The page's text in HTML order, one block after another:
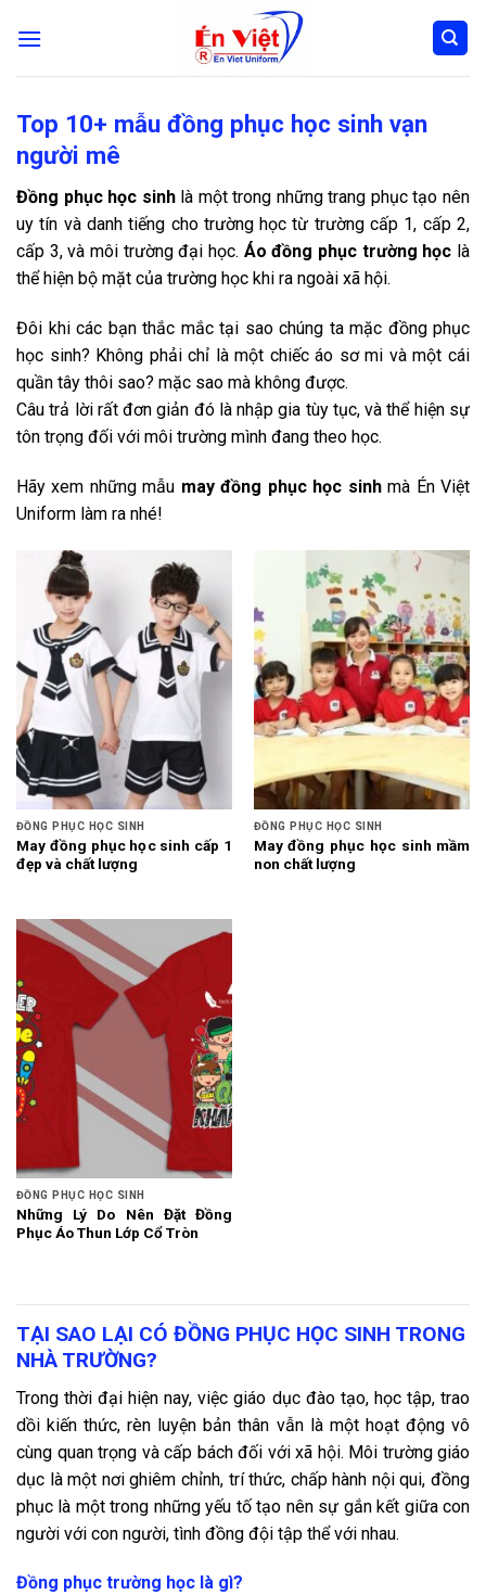
Top 10+ mẫu đồng phục học sinh vạn
người mê
Đồng phục học sinhlà một trong những trang phục tạo nên
uy tín và danh tiếng cho trường học từ trường cấp 1, cấp 2,
cấp 3, và môi trường đại học. Áo đồng phục trường học là
thể hiện bộ mặt của trường học khi ra ngoài xã hội.
Đôi khi các bạn thắc mắc tại sao chúng ta mặc đồng phục
học sinh? Không phải chỉ là một chiếc áo sơ mi và một cái
quần tây thôi sao? mặc sao mà không được.
Câu trả lời rất đơn giản đó là nhập gia tùy tục, và thể hiện sự
tôn trọng đối với môi trường mình đang theo học.
Hãy xem những mẫu may đồng phục học sinhmà Én Việt
Uniform làm ra nhé!
ĐỒNG PHỤC HỌC SINH
May đồng phục học sinh cấp 1
đẹp và chất lượng
ĐỒNG PHỤC HỌC SINH
May đồng phục học sinh mầm
non chất lượng
ĐỒNG PHỤC HỌC SINH
Những Lý Do Nên Đặt Đồng
Phục Áo Thun Lớp Cổ Tròn
TẠI SAO LẠI CÓ ĐỒNG PHỤC HỌC SINH TRONG
NHÀ TRƯỜNG?
Trong thời đại hiện nay, việc giáo dục đào tạo, học tập, trao
dồi kiến thức, rèn luyện bản thân vẫn là một hoạt động vô
cùng quan trọng và cấp bách đối với xã hội. Môi trường giáo
dục là một nơi ghiêm chỉnh, trí thức, chấp hành nội qui, đồng
phục là một trong những yếu tố tạo nên sự gắn kết giữa con
người với con người, tình đồng đội tập thể với nhau.
Đồng phục trường học là gì?